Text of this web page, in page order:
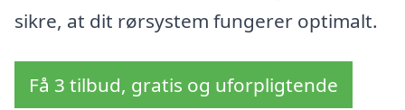
sikre, at dit rørsystem fungerer optimalt.
Få 3 tilbud, gratis og uforpligtende